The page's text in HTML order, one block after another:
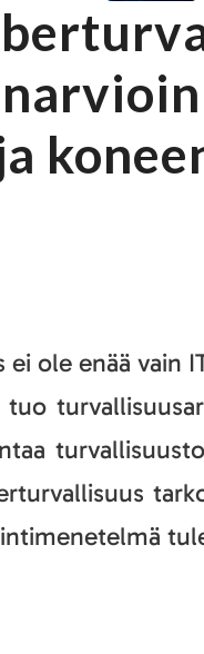
ole enää vain
tuo